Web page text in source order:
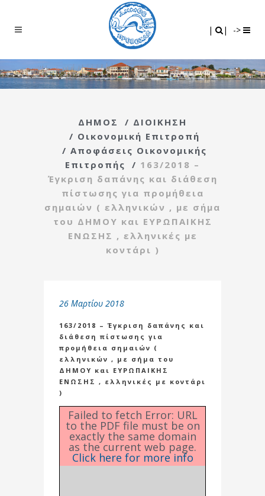
| | ->
ΔΗΜΟΣ / ΔΙΟΙΚΗΣΗ
/ Οικονομική Επιτροπή
/ Αποφάσεις Οικονομικής
Επιτροπής
/ 163/2018 –
Έγκριση δαπάνης και διάθεση
πίστωσης για προμήθεια
σημαιών ( ελληνικών , με σήμα
του ΔΗΜΟΥ και ΕΥΡΩΠΑΙΚΗΣ
ΕΝΩΣΗΣ , ελληνικές με
κοντάρι )
26 Μαρτίου 2018
163/2018 – Έγκριση δαπάνης και
διάθεση πίστωσης για
προμήθεια σημαιών (
ελληνικών , με σήμα του
ΔΗΜΟΥ και ΕΥΡΩΠΑΙΚΗΣ
ΕΝΩΣΗΣ , ελληνικές με κοντάρι
)
Failed to fetch Error: URL
to the PDF file must be on
exactly the same domain
as the current web page.
Click here for more info